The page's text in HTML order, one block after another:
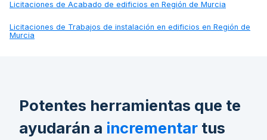
Licitaciones de Acabado de edificios en Región de Murcia
Licitaciones de Trabajos de instalación en edificios en Región de
Murcia
Potentes herramientas que te
ayudarán a incrementar tus